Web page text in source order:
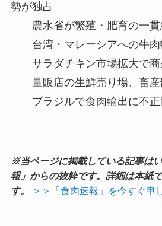
勢が独占
農水省が繁殖・肥育の一貫
台湾・マレーシアへの牛肉
サラダチキン市場拡大で商
量販店の生鮮売り場、畜産
ブラジルで食肉輸出に不正
※当ページに掲載している記事は
報」からの抜粋です。詳細は本紙
す。
＞＞「食肉速報」を今すぐ申